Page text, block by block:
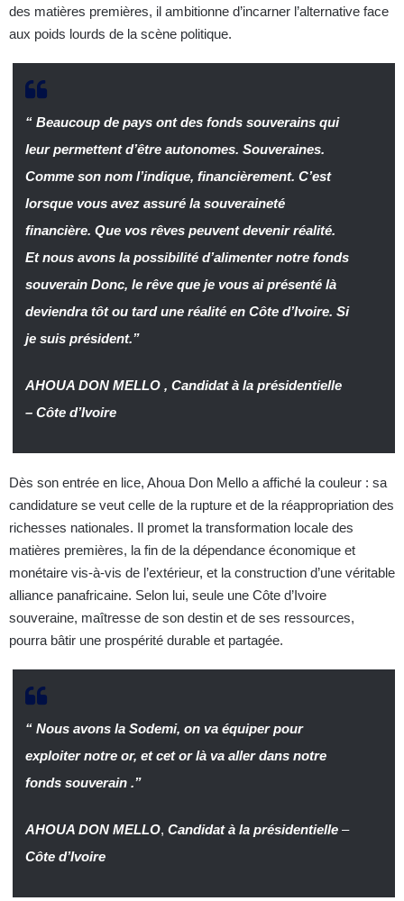
des matières premières, il ambitionne d’incarner l’alternative face
aux poids lourds de la scène politique.
“ Beaucoup de pays ont des fonds souverains qui
leur permettent d’être autonomes. Souveraines.
Comme son nom l’indique, financièrement. C’est
lorsque vous avez assuré la souveraineté
financière. Que vos rêves peuvent devenir réalité.
Et nous avons la possibilité d’alimenter notre fonds
souverain Donc, le rêve que je vous ai présenté là
deviendra tôt ou tard une réalité en Côte d’Ivoire. Si
je suis président.”
AHOUA DON MELLO , Candidat à la présidentielle
– Côte d’Ivoire
Dès son entrée en lice, Ahoua Don Mello a affiché la couleur : sa
candidature se veut celle de la rupture et de la réappropriation des
richesses nationales. Il promet la transformation locale des
matières premières, la fin de la dépendance économique et
monétaire vis-à-vis de l’extérieur, et la construction d’une véritable
alliance panafricaine. Selon lui, seule une Côte d’Ivoire
souveraine, maîtresse de son destin et de ses ressources,
pourra bâtir une prospérité durable et partagée.
“ Nous avons la Sodemi, on va équiper pour
exploiter notre or, et cet or là va aller dans notre
fonds souverain .”
AHOUA DON MELLO, Candidat à la présidentielle–
Côte d’Ivoire